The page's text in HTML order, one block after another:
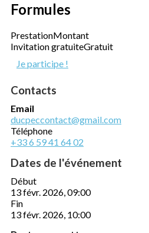
Formules
PrestationMontant
Invitation gratuiteGratuit
Je participe !
Contacts
Email
ducpeccontact@gmail.com
Téléphone
+33 6 59 41 64 02
Dates de l'événement
Début
13 févr. 2026, 09:00
Fin
13 févr. 2026, 10:00